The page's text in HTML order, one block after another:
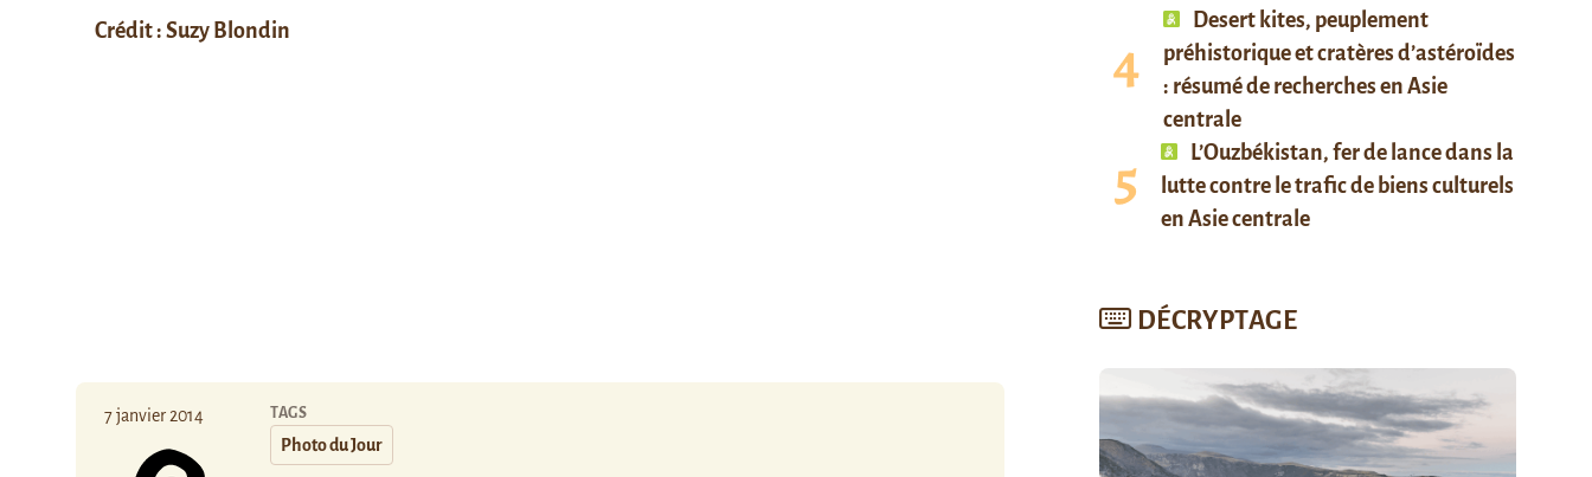
Crédit : Suzy Blondin
7 janvier 2014 TAGS
Photo du Jour
Desert kites, peuplement
préhistorique et cratères d’astéroïdes
: résumé de recherches en Asie
centrale
L’Ouzbékistan, fer de lance dans la
lutte contre le trafic de biens culturels
en Asie centrale
DÉCRYPTAGE